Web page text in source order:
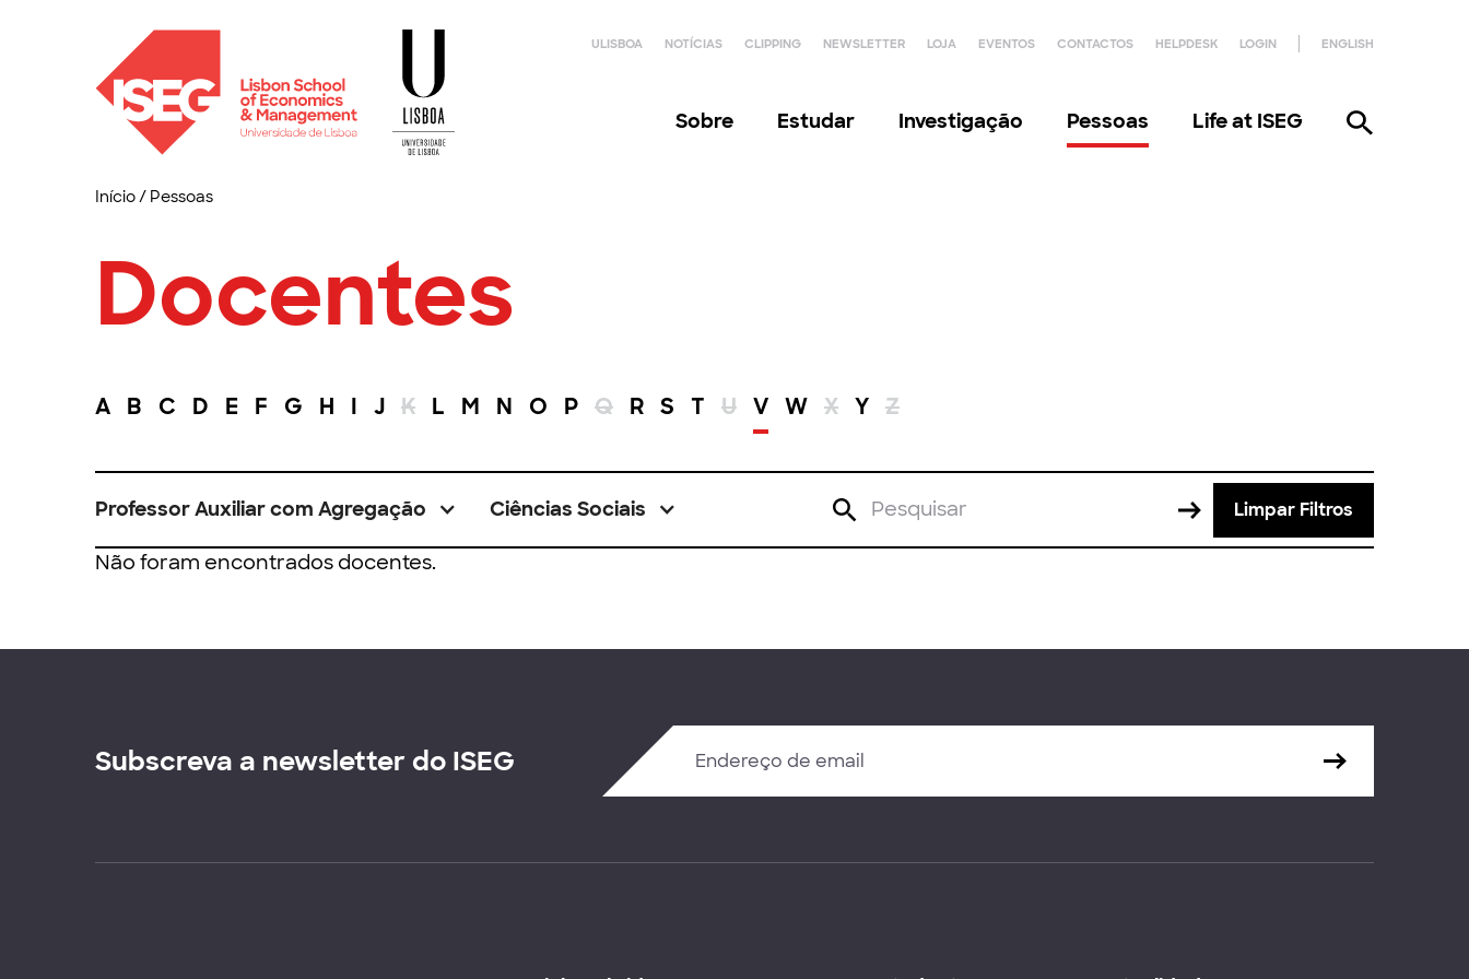
ULISBOA NOTÍCIAS CLIPPING NEWSLETTER LOJA EVENTOS CONTACTOS HELPDESK LOGIN ENGLISH
Sobre Estudar Investigação Pessoas Life at ISEG
Início/ Pessoas
Docentes
A B C D E F G H I J K L M N O P Q R S T U V W X Y Z
Professor Auxiliar com Agregação Ciências Sociais Limpar Filtros
Não foram encontrados docentes.
Subscreva a newsletter do ISEG